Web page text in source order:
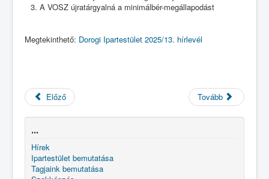
A VOSZ újratárgyalná a minimálbér-megállapodást
Megtekinthető: Dorogi Ipartestület 2025/13. hírlevél
Előző Tovább
...
Hírek
Ipartestület bemutatása
Tagjaink bemutatása